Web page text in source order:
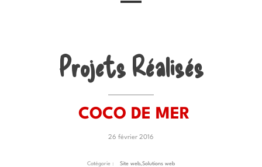
Projets Réalisés
COCO DE MER
26 février 2016
Catégorie : Site web,Solutions web